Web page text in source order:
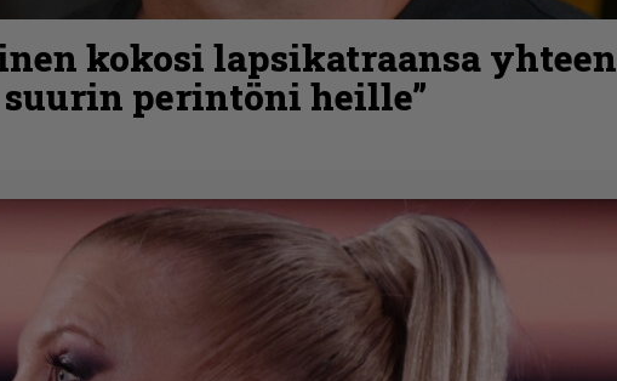
kokosi lapsikatraansa yhteen
perintöni heille”